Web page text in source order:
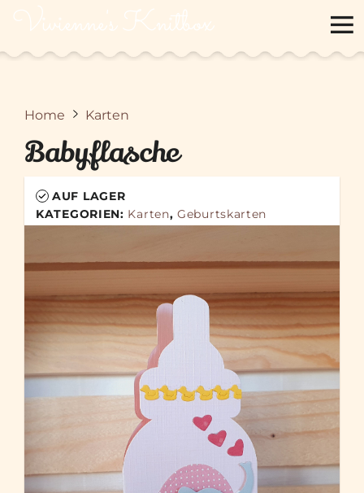
Vivienne's Knitbox
Home Karten
Babyflasche
AUF LAGER
KATEGORIEN: Karten,Geburtskarten